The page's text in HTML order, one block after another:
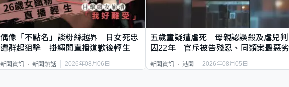
偶像「不點名」談粉絲越界 日女死忠
遭群起狙擊 掛繩開直播道歉後輕生
新聞資訊 新聞熱話 2026年08月06日
五歲童疑遭虐死｜母親認誤殺及虐兒判
囚22年 官斥被告殘忍、同類案最惡劣
新聞資訊 港聞 2026年08月05日